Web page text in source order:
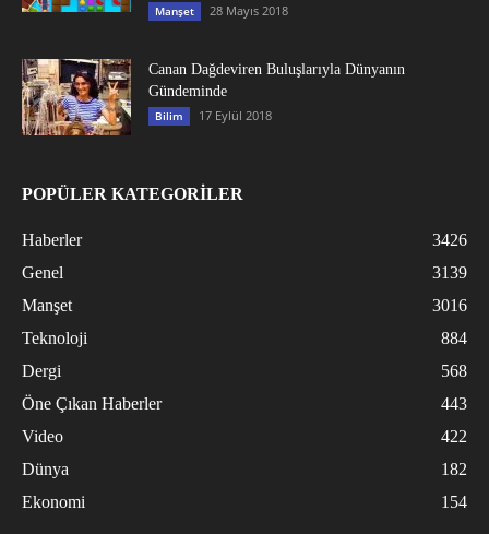
Manşet 28 Mayıs 2018
Canan Dağdeviren Buluşlarıyla Dünyanın
Gündeminde
Bilim 17 Eylül 2018
POPÜLER KATEGORİLER
Haberler
3426
Genel
3139
Manşet
3016
Teknoloji
884
Dergi
568
Öne Çıkan Haberler
443
Video
422
Dünya
182
Ekonomi
154